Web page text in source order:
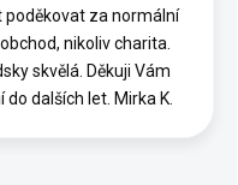
za normální
nikoliv charita.
skvělá. Děkuji Vám
dalších let. Mirka K.